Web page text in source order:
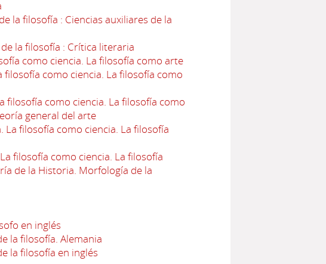
la filosofía : Ciencias auxiliares de la
la filosofía : Crítica literaria
como ciencia. La filosofía como arte
como ciencia. La filosofía como
filosofía como ciencia. La filosofía como
general del arte
filosofía como ciencia. La filosofía
filosofía como ciencia. La filosofía
de la Historia. Morfología de la
en inglés
la filosofía. Alemania
la filosofía en inglés